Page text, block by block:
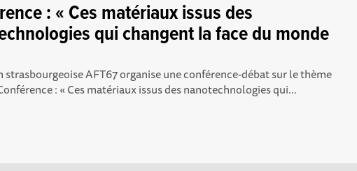
: « Ces matériaux issus des
qui changent la face du monde
strasbourgeoise AFT67 organise une conférence-débat sur le thème
: « Ces matériaux issus des nanotechnologies qui...